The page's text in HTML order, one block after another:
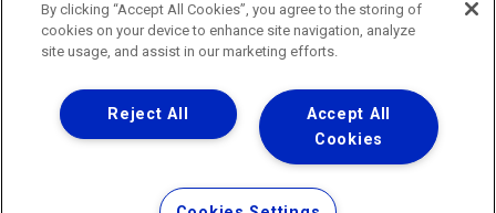
Uma empresa
Copyright ® 2026 - Todos os Direitos Reservados.
Nossa natureza movimenta a vida
Termos Gerais de Uso de Sites e Aplicativos
By clicking “Accept All Cookies”, you agree to the storing of
cookies on your device to enhance site navigation, analyze
site usage, and assist in our marketing efforts.
Accept All
Cookies
Reject All